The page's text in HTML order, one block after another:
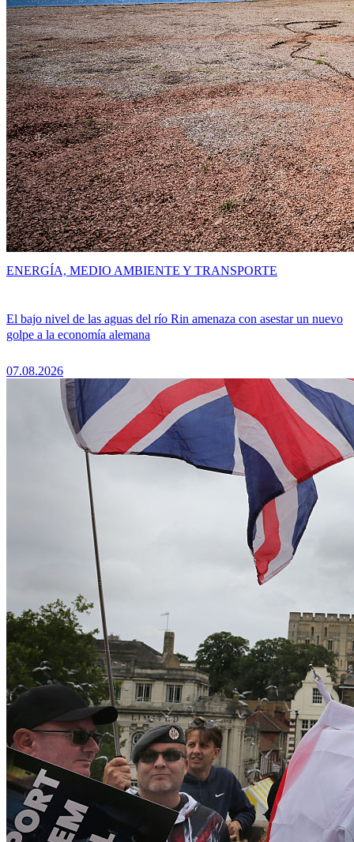
El bajo nivel de las aguas del río Rin amenaza con asestar un nuevo
golpe a la economía alemana
07.08.2026
ENERGÍA, MEDIO AMBIENTE Y TRANSPORTE